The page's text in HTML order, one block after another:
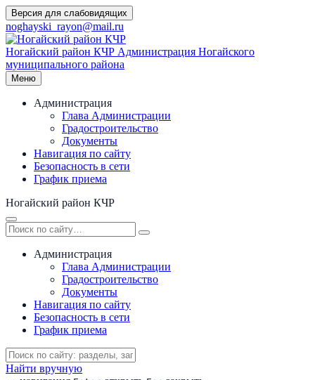
Перейти
к
содержимому
Версия для слабовидящих
noghayski_rayon@mail.ru
Ногайский район КЧР Администрация Ногайского
муниципального района
Меню
Администрация
Глава Администрации
Градостроительство
Документы
Навигация по сайту
Безопасность в сети
График приема
Ногайский район КЧР
Администрация
Глава Администрации
Градостроительство
Документы
Навигация по сайту
Безопасность в сети
График приема
Найти вручную